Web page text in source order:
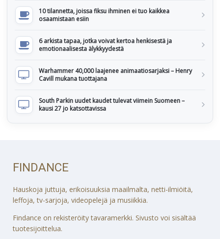
10 tilannetta, joissa fiksu ihminen ei tuo kaikkea
osaamistaan esiin
6 arkista tapaa, jotka voivat kertoa henkisestä ja
emotionaalisesta älykkyydestä
Warhammer 40,000 laajenee animaatiosarjaksi – Henry
Cavill mukana tuottajana
South Parkin uudet kaudet tulevat viimein Suomeen –
kausi 27 jo katsottavissa
FINDANCE
Hauskoja juttuja, erikoisuuksia maailmalta, netti-ilmiöitä,
leffoja, tv-sarjoja, videopelejä ja musiikkia.
Findance on rekisteröity tavaramerkki. Sivusto voi sisältää
tuotesijoittelua.